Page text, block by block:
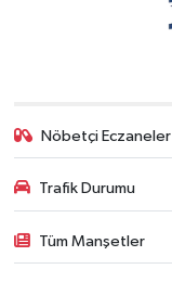
Nöbetçi Eczaneler
Trafik Durumu
Tüm Manşetler